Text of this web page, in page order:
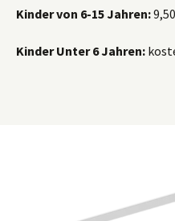
Kinder von 6-15 Jahren:
Kinder Unter 6 Jahren: